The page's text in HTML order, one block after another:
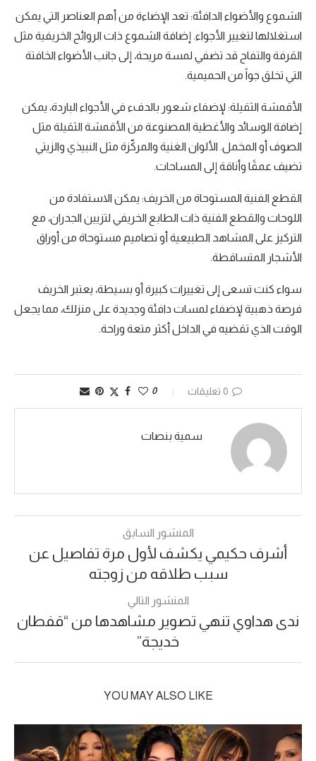
الشموع والأضواء الدافئة: تعد الإضاءة من أهم العناصر التي يمكن
استغلالها لتغيير الأجواء. إضافة الشموع ذات الروائح الخريفية مثل
القرفة والتفاح قد تضفي لمسة مريحة، إلى جانب الأضواء الخافتة
التي تخلق جواً من الحميمية.
الأقمشة الثقيلة: لإضفاء شعور بالدفء في الأجواء الباردة، يمكن
إضافة الوسائد والأغطية المصنوعة من الأقمشة الثقيلة مثل
الصوف أو المخمل. الألوان الغنية والمركّزة مثل النبيذي والزيتي
تضيف عمقًا وأناقة إلى المساحات.
القطع الفنية المستوحاة من الخريف: يمكن الاستفادة من
اللوحات والقطع الفنية ذات الطابع الخريفي لتزيين الجدران، مع
التركيز على المشاهد الطبيعية أو تصاميم مستوحاة من أوراق
الأشجار المتساقطة.
سواء كنت تسعى إلى تغييرات كبيرة أو بسيطة، يعتبر الخريف
فرصة ذهبية لإضفاء لمسات دافئة وجديدة على منزلك، مما يجعل
الوقت الذي تقضيه في الداخل أكثر متعة وراحة.
0 تعليقات 0
سمية بنصات
المنشور السابق
أشرف حكيمي يكشف لأول مرة تفاصيل عن
سبب طلاقه من زوجته
المنشور التالي
ندى هداوي تنهي تصوير مشاهدها من “قفطان
خديجة”
YOU MAY ALSO LIKE